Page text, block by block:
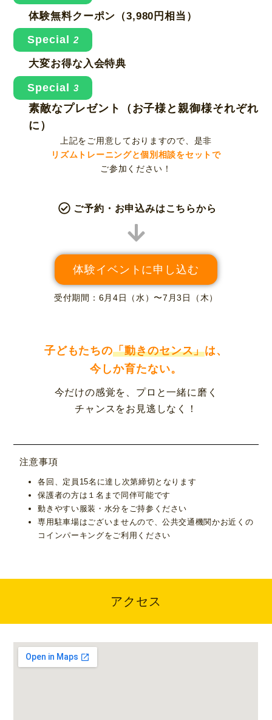
体験無料クーポン（3,980円相当）
Special 2
大変お得な入会特典
Special 3
素敵なプレゼント（お子様と親御様それぞれ
に）
上記をご用意しておりますので、是非
リズムトレーニングと個別相談をセットで
ご参加ください！
ご予約・お申込みはこちらから
体験イベントに申し込む
受付期間：6月4日（水）〜7月3日（木）
子どもたちの「動きのセンス」は、
今しか育たない。
今だけの感覚を、プロと一緒に磨く
チャンスをお見逃しなく！
注意事項
各回、定員15名に達し次第締切となります
保護者の方は１名まで同伴可能です
動きやすい服装・水分をご持参ください
専用駐車場はございませんので、公共交通機関かお近くの
コインパーキングをご利用ください
アクセス